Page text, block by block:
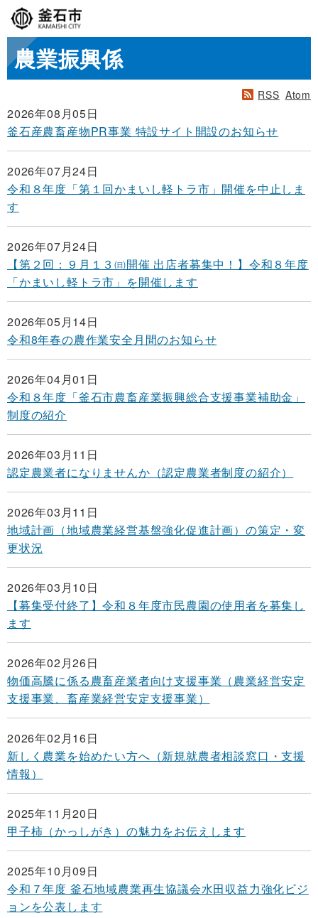
農業振興係
RSS Atom
2026年08月05日
釜石産農畜産物PR事業 特設サイト開設のお知らせ
2026年07月24日
令和８年度「第１回かまいし軽トラ市」開催を中止しま
す
2026年07月24日
【第２回：９月１３㈰開催 出店者募集中！】令和８年度
「かまいし軽トラ市」を開催します
2026年05月14日
令和8年春の農作業安全月間のお知らせ
2026年04月01日
令和８年度「釜石市農畜産業振興総合支援事業補助金」
制度の紹介
2026年03月11日
認定農業者になりませんか（認定農業者制度の紹介）
2026年03月11日
地域計画（地域農業経営基盤強化促進計画）の策定・変
更状況
2026年03月10日
【募集受付終了】令和８年度市民農園の使用者を募集し
ます
2026年02月26日
物価高騰に係る農畜産業者向け支援事業（農業経営安定
支援事業、畜産業経営安定支援事業）
2026年02月16日
新しく農業を始めたい方へ（新規就農者相談窓口・支援
情報）
2025年11月20日
甲子柿（かっしがき）の魅力をお伝えします
2025年10月09日
令和７年度 釜石地域農業再生協議会水田収益力強化ビジ
ョンを公表します